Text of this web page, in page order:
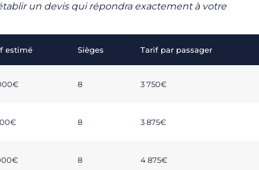
un devis qui répondra exactement à votre
estimé Sièges Tarif par passager
8 3 750€
8 3 875€
8 4 875€